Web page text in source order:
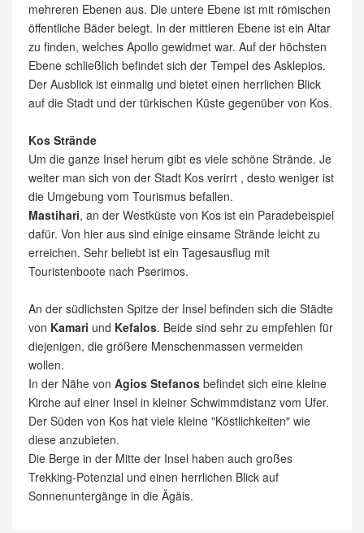
mehreren Ebenen aus. Die untere Ebene ist mit römischen
öffentliche Bäder belegt. In der mittleren Ebene ist ein Altar
zu finden, welches Apollo gewidmet war. Auf der höchsten
Ebene schließlich befindet sich der Tempel des Asklepios.
Der Ausblick ist einmalig und bietet einen herrlichen Blick
auf die Stadt und der türkischen Küste gegenüber von Kos.
Kos Strände
Um die ganze Insel herum gibt es viele schöne Strände. Je
weiter man sich von der Stadt Kos verirrt , desto weniger ist
die Umgebung vom Tourismus befallen.
Mastihari, an der Westküste von Kos ist ein Paradebeispiel
dafür. Von hier aus sind einige einsame Strände leicht zu
erreichen. Sehr beliebt ist ein Tagesausflug mit
Touristenboote nach Pserimos.
An der südlichsten Spitze der Insel befinden sich die Städte
von Kamari und Kefalos. Beide sind sehr zu empfehlen für
diejenigen, die größere Menschenmassen vermeiden
wollen.
In der Nähe von Agios Stefanos befindet sich eine kleine
Kirche auf einer Insel in kleiner Schwimmdistanz vom Ufer.
Der Süden von Kos hat viele kleine "Köstlichkeiten" wie
diese anzubieten.
Die Berge in der Mitte der Insel haben auch großes
Trekking-Potenzial und einen herrlichen Blick auf
Sonnenuntergänge in die Ägäis.